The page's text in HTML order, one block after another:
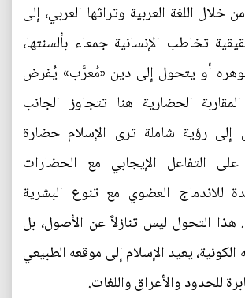
اللغة العربية وتراثها العربي، إلى
تخاطب الإنسانية جمعاء بألسنتها،
أو يتحول إلى دين «مُعرَّب» يُفرض
الحضارية هنا تتجاوز الجانب
إلى رؤية شاملة ترى الإسلام حضارة
على التفاعل الإيجابي مع الحضارات
للاندماج العضوي مع تنوع البشرية
هذا التحول ليس تنازلاً عن الأصول، بل
الكونية، يعيد الإسلام إلى موقعه الطبيعي
للحدود والأعراق واللغات.